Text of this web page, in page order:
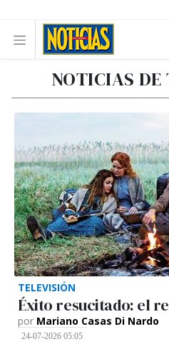
NOTICIAS DE
TELEVISIÓN
Éxito resucitado: el
por Mariano Casas Di Nardo
24-07-2026 05:05